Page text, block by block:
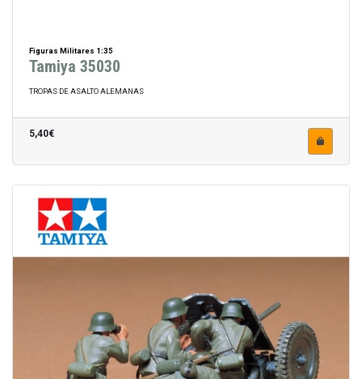
Figuras Militares 1:35
Tamiya 35030
TROPAS DE ASALTO ALEMANAS
5,40€